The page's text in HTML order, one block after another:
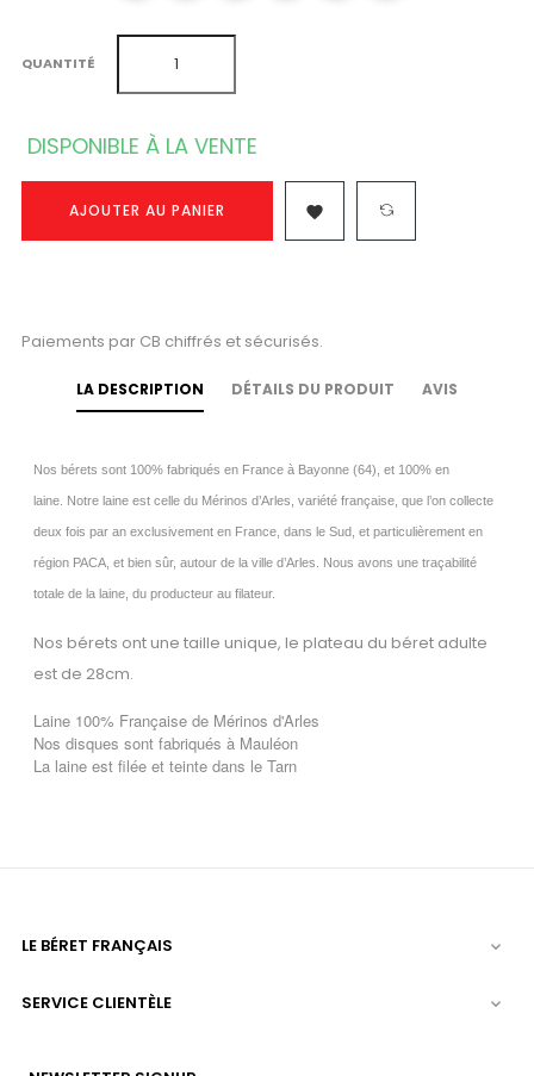
QUANTITÉ
DISPONIBLE À LA VENTE
AJOUTER AU PANIER 
Paiements par CB chiffrés et sécurisés.
LA DESCRIPTION DÉTAILS DU PRODUIT AVIS
Nos bérets sont 100% fabriqués en France à Bayonne (64), et 100% en
laine. Notre laine est celle du Mérinos d’Arles, variété française, que l’on collecte
deux fois par an exclusivement en France, dans le Sud, et particulièrement en
région PACA, et bien sûr, autour de la ville d’Arles. Nous avons une traçabilité
totale de la laine, du producteur au filateur.
Nos bérets ont une taille unique, le plateau du béret adulte
est de 28cm.
Laine 100% Française de Mérinos d'Arles
Nos disques sont fabriqués à Mauléon
La laine est filée et teinte dans le Tarn
LE BÉRET FRANÇAIS 
SERVICE CLIENTÈLE 